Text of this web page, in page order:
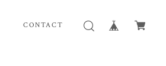
CONTACT